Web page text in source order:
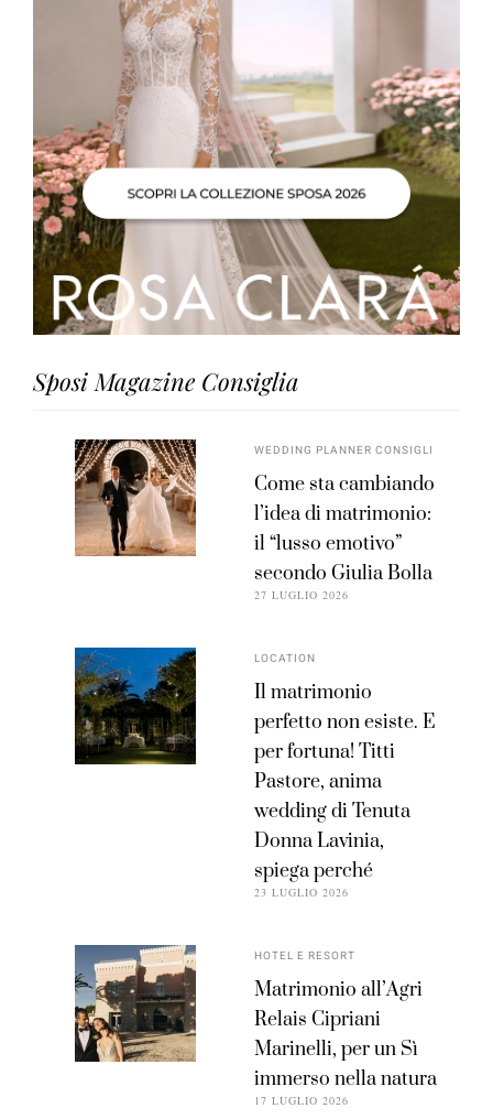
Sposi Magazine Consiglia
WEDDING PLANNER CONSIGLI
Come sta cambiando
l’idea di matrimonio:
il “lusso emotivo”
secondo Giulia Bolla
27 LUGLIO 2026
LOCATION
Il matrimonio
perfetto non esiste. E
per fortuna! Titti
Pastore, anima
wedding di Tenuta
Donna Lavinia,
spiega perché
23 LUGLIO 2026
HOTEL E RESORT
Matrimonio all’Agri
Relais Cipriani
Marinelli, per un Sì
immerso nella natura
17 LUGLIO 2026